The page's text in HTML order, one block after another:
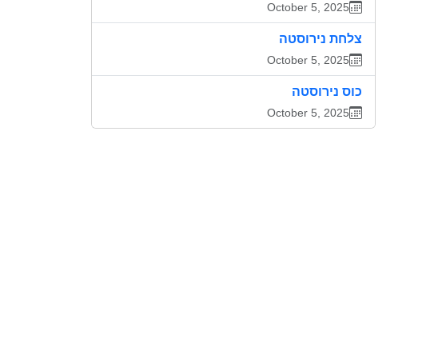
October 5, 2025
צלחת נירוסטה
October 5, 2025
כוס נירוסטה
October 5, 2025